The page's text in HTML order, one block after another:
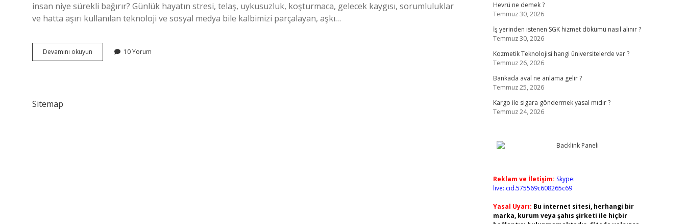
insan niye sürekli bağırır? Günlük hayatın stresi, telaş, uykusuzluk, koşturmaca, gelecek kaygısı, sorumluluklar
ve hatta aşırı kullanılan teknoloji ve sosyal medya bile kalbimizi parçalayan, aşkı…
Devamını okuyun
Çekerken
10 Yorum
Sitemap
Hevrü ne demek ?
Temmuz 30, 2026
İş yerinden istenen SGK hizmet dökümü nasıl alınır ?
Temmuz 30, 2026
Kozmetik Teknolojisi hangi üniversitelerde var ?
Temmuz 26, 2026
Bankada aval ne anlama gelir ?
Temmuz 25, 2026
Kargo ile sigara göndermek yasal mıdır ?
Temmuz 24, 2026
Reklam ve İletişim: Skype:
live:.cid.575569c608265c69
Yasal Uyarı: Bu internet sitesi, herhangi bir
marka, kurum veya şahıs şirketi ile hiçbir